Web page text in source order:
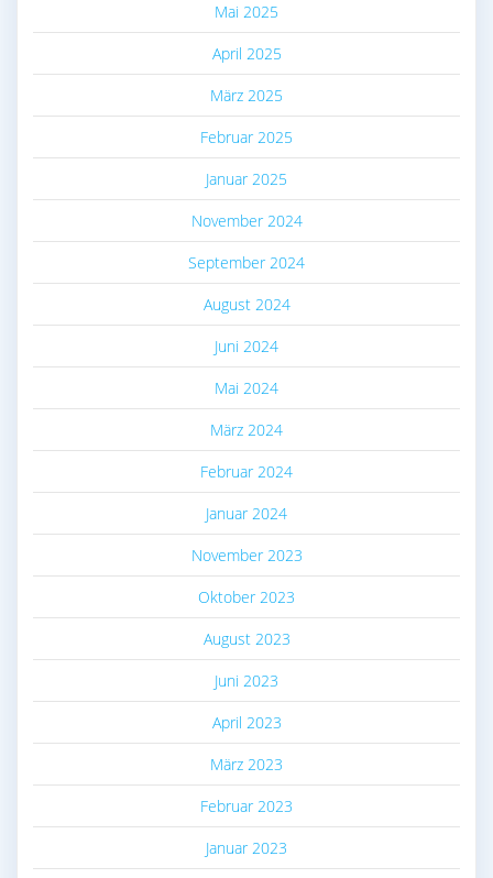
Mai 2025
April 2025
März 2025
Februar 2025
Januar 2025
November 2024
September 2024
August 2024
Juni 2024
Mai 2024
März 2024
Februar 2024
Januar 2024
November 2023
Oktober 2023
August 2023
Juni 2023
April 2023
März 2023
Februar 2023
Januar 2023